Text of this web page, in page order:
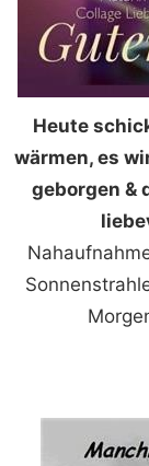
Heute
wärmen, es
geborgen &